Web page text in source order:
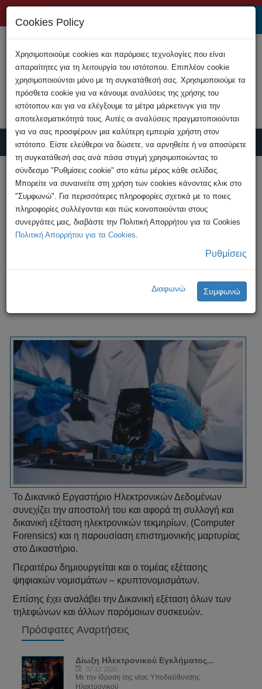
Υποβολή Καταγγελίας
HOME Διάρθρωση Δ.Ε.Η.Δ.
Το Δικανικό Εργαστήριο Ηλεκτρονικών Δεδομένων
συνεχίζει την αποστολή του και αφορά τη συλλογή και
δικανική εξέταση ηλεκτρονικών τεκμηρίων, (Computer
Forensics) και η παρουσίαση επιστημονικής μαρτυρίας
στο Δικαστήριο.
Περαιτέρω δημιουργείται και ο τομέας εξέτασης
ψηφιακών νομισμάτων – κρυπτονομισμάτων.
Επίσης έχει αναλάβει την Δικανική εξέταση όλων των
τηλεφώνων και άλλων παρόμοιων συσκευών.
Πρόσφατες Αναρτήσεις
Δίωξη Ηλεκτρονικού Εγκλήματος...
07.12.2020
Με την ίδρυση της νέας Υποδιεύθυνσης
Ηλεκτρονικού
Cookies Policy
Χρησιμοποιούμε cookies και παρόμοιες τεχνολογίες που είναι
απαραίτητες για τη λειτουργία του ιστότοπου. Επιπλέον cookie
χρησιμοποιούνται μόνο με τη συγκατάθεσή σας. Χρησιμοποιούμε τα
πρόσθετα cookie για να κάνουμε αναλύσεις της χρήσης του
ιστότοπου και για να ελέγξουμε τα μέτρα μάρκετινγκ για την
αποτελεσματικότητά τους. Αυτές οι αναλύσεις πραγματοποιούνται
για να σας προσφέρουν μια καλύτερη εμπειρία χρήστη στον
ιστότοπο. Είστε ελεύθεροι να δώσετε, να αρνηθείτε ή να αποσύρετε
τη συγκατάθεσή σας ανά πάσα στιγμή χρησιμοποιώντας το
σύνδεσμο "Ρυθμίσεις cookie" στο κάτω μέρος κάθε σελίδας.
Μπορείτε να συναινείτε στη χρήση των cookies κάνοντας κλικ στο
"Συμφωνώ". Για περισσότερες πληροφορίες σχετικά με το ποιες
πληροφορίες συλλέγονται και πώς κοινοποιούνται στους
συνεργάτες μας, διαβάστε την Πολιτική Απορρήτου για τα Cookies
Πολιτική Απορρήτου για τα Cookies.
Ρυθμίσεις
Διαφωνώ Συμφωνώ